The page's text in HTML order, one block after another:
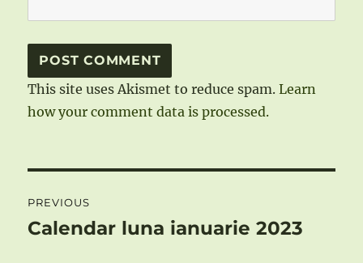
This site uses Akismet to reduce spam.Learn
how your comment data is processed.
navigation
PREVIOUS
Previous
Calendar luna ianuarie 2023